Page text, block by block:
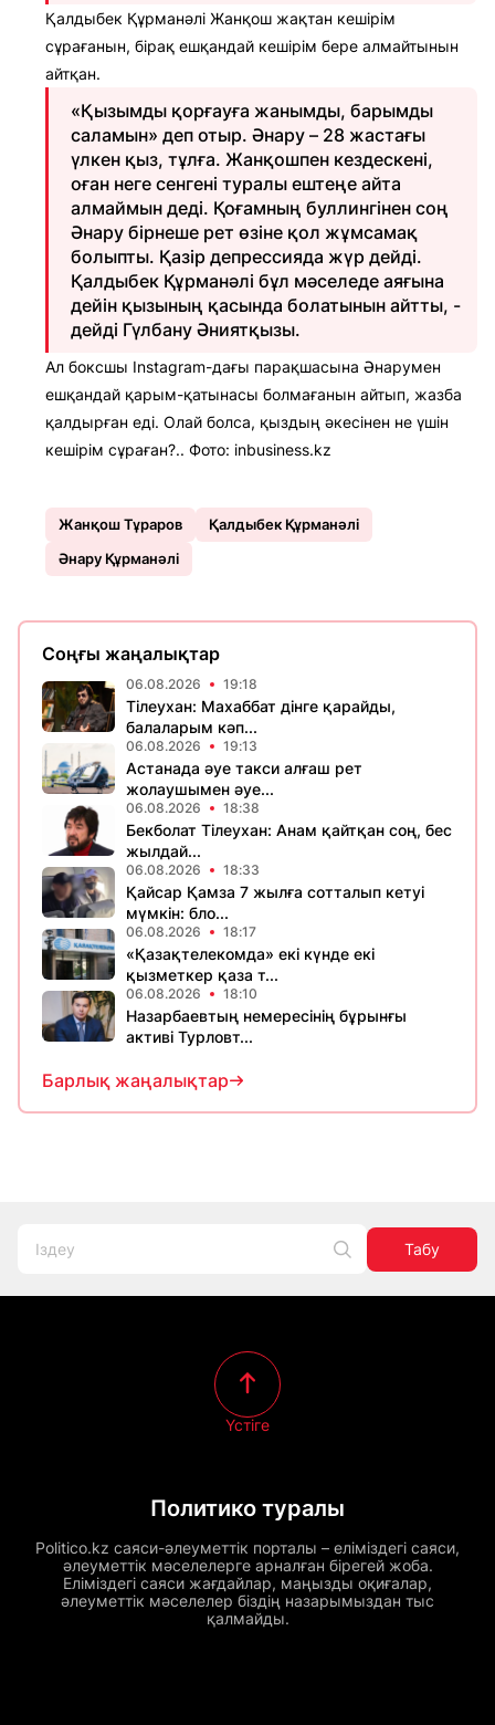
Қалдыбек Құрманәлі Жанқош жақтан кешірім
сұрағанын, бірақ ешқандай кешірім бере алмайтынын
айтқан.
«Қызымды қорғауға жанымды, барымды
саламын» деп отыр. Әнару – 28 жастағы
үлкен қыз, тұлға. Жанқошпен кездескені,
оған неге сенгені туралы ештеңе айта
алмаймын деді. Қоғамның буллингінен соң
Әнару бірнеше рет өзіне қол жұмсамақ
болыпты. Қазір депрессияда жүр дейді.
Қалдыбек Құрманәлі бұл мәселеде аяғына
дейін қызының қасында болатынын айтты, -
дейді Гүлбану Әниятқызы.
Ал боксшы Instagram-дағы парақшасына Әнарумен
ешқандай қарым-қатынасы болмағанын айтып, жазба
қалдырған еді. Олай болса, қыздың әкесінен не үшін
кешірім сұраған?.. Фото: inbusiness.kz
Жанқош Тұраров
Қалдыбек Құрманәлі
Әнару Құрманәлі
Соңғы жаңалықтар
06.08.2026 19:18
Тілеухан: Махаббат дінге қарайды,
балаларым кәп...
06.08.2026 19:13
Астанада әуе такси алғаш рет
жолаушымен әуе...
06.08.2026 18:38
Бекболат Тілеухан: Анам қайтқан соң, бес
жылдай...
06.08.2026 18:33
Қайсар Қамза 7 жылға сотталып кетуі
мүмкін: бло...
06.08.2026 18:17
«Қазақтелекомда» екі күнде екі
қызметкер қаза т...
06.08.2026 18:10
Назарбаевтың немересінің бұрынғы
активі Турловт...
Барлық жаңалықтар
Табу
Политико туралы
Politico.kz саяси-әлеуметтік порталы – еліміздегі саяси,
әлеуметтік мәселелерге арналған бірегей жоба.
Еліміздегі саяси жағдайлар, маңызды оқиғалар,
әлеуметтік мәселелер біздің назарымыздан тыс
қалмайды.
Үстіге